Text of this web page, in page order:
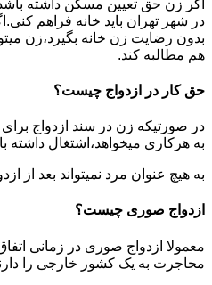
اگر زن حق تعیین مسکن داشته
در شهر تهران باید خانه فراهم
بدون رضایت زن خانه بگیرد،زن
هم مطالبه کند.
حق کار در ازدواج چیست؟
در صورتیکه زن در سند ازدواج برای
به هرکاری میخواهد،اشتغال داشته
به هیچ عنوان مرد نمیتواند بعد از
ازدواج صوری چیست؟
معمولا ازدواج صوری در زمانی
محاجرت به یک کشور خارجی را